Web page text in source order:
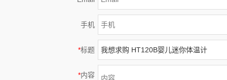
手机
*标题
*内容